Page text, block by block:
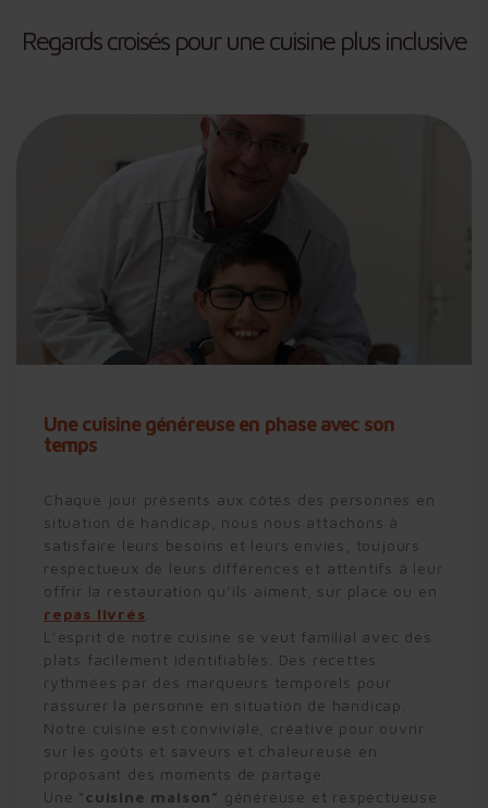
Regards croisés pour une cuisine plus inclusive
Une cuisine généreuse en phase avec son
temps
Chaque jour présents aux côtés des personnes en
situation de handicap, nous nous attachons à
satisfaire leurs besoins et leurs envies, toujours
respectueux de leurs différences et attentifs à leur
offrir la restauration qu’ils aiment, sur place ou en
repas livrés
L’esprit de notre cuisine se veut familial avec des
plats facilement identifiables. Des recettes
rythmées par des marqueurs temporels pour
rassurer la personne en situation de handicap.
Notre cuisine est conviviale, créative pour ouvrir
sur les goûts et saveurs et chaleureuse en
proposant des moments de partage.
Une “cuisine maison” généreuse et respectueuse